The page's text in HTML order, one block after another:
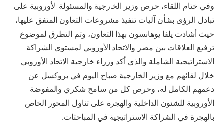
وفي ختام اللقاء، حرص وزير الخارجية والمسئولة الأوروبية على
تبادل الرؤى بشأن آليات تنفيذ مشروعات التعاون المتفق عليها،
حيث أشادت يلفا يوهانسون بهذا التعاون، وتم التطرق لموضوع
ترفيع العلاقات بين مصر والاتحاد الأوروبي لمستوى الشراكة
الاستراتيجية الشاملة والذي أكد وزراء خارجية الاتحاد الأوروبي
خلال لقائهم مع وزير الخارجية صباح اليوم في بروكسل عن
دعمهم الكامل له، وحرص كل من سامح شكري والمفوضة
الأوروبية للشئون الداخلية والهجرة على تناول المحور الخاص
بالهجرة في الشراكة الاستراتيجية في المباحثات.